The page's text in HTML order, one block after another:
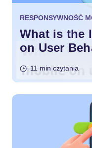
RESPONSYWNOŚĆ
What is the
on User
11 min czytania